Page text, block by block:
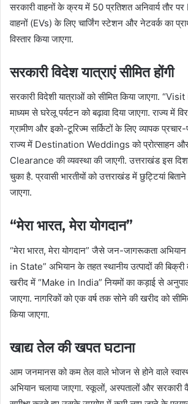
सरकारी वाहनों के क्रय में 50 प्रतिशत अनिवार्य तौर
वाहनों (EVs) के लिए चार्जिंग स्टेशन और नेटवर्क का
विस्तार किया जाएगा.
सरकारी विदेश यात्राएं सीमित होंगी
सरकारी विदेशी यात्राओं को सीमित किया जाएगा.
माध्यम से घरेलू पर्यटन को बढ़ावा दिया जाएगा. राज्य में
ग्रामीण और इको-टूरिज्म सर्किटों के लिए व्यापक प्रचार-
राज्य में Destination Weddings को प्रोत्साहन
Clearance की व्यवस्था की जाएगी. उत्तराखंड इस
चुका है. प्रवासी भारतीयों को उत्तराखंड में छुट्टियां
जाएगा.
“मेरा भारत, मेरा योगदान”
“मेरा भारत, मेरा योगदान” जैसे जन-जागरूकता
in State” अभियान के तहत स्थानीय उत्पादों की बिक्री
खरीद में “Make in India” नियमों का कड़ाई से
जाएगा. नागरिकों को एक वर्ष तक सोने की खरीद को
किया जाएगा.
खाद्य तेल की खपत घटाना
आम जनमानस को कम तेल वाले भोजन से होने वाले
अभियान चलाया जाएगा. स्कूलों, अस्पतालों और सरकारी